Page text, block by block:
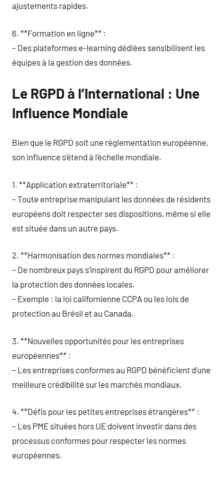
ajustements rapides.
6. **Formation en ligne** :
– Des plateformes e-learning dédiées sensibilisent les
équipes à la gestion des données.
Le RGPD à l’International : Une
Influence Mondiale
Bien que le RGPD soit une réglementation européenne,
son influence s’étend à l’échelle mondiale.
1. **Application extraterritoriale** :
– Toute entreprise manipulant les données de résidents
européens doit respecter ses dispositions, même si elle
est située dans un autre pays.
2. **Harmonisation des normes mondiales** :
– De nombreux pays s’inspirent du RGPD pour améliorer
la protection des données locales.
– Exemple : la loi californienne CCPA ou les lois de
protection au Brésil et au Canada.
3. **Nouvelles opportunités pour les entreprises
européennes** :
– Les entreprises conformes au RGPD bénéficient d’une
meilleure crédibilité sur les marchés mondiaux.
4. **Défis pour les petites entreprises étrangères** :
– Les PME situées hors UE doivent investir dans des
processus conformes pour respecter les normes
européennes.